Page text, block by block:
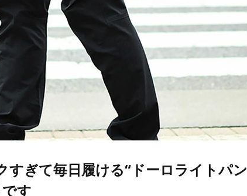
すぎて毎日履ける“ドーロライトパン
す